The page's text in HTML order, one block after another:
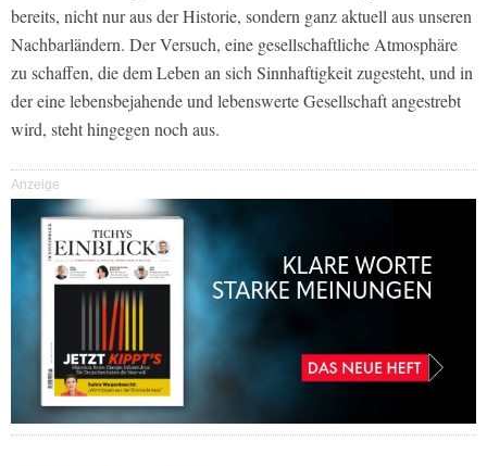
bereits, nicht nur aus der Historie, sondern ganz aktuell aus unseren
Nachbarländern. Der Versuch, eine gesellschaftliche Atmosphäre
zu schaffen, die dem Leben an sich Sinnhaftigkeit zugesteht, und in
der eine lebensbejahende und lebenswerte Gesellschaft angestrebt
wird, steht hingegen noch aus.
Anzeige